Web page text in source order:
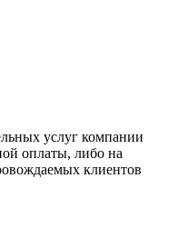
услуг компании
оплаты, либо на
клиентов